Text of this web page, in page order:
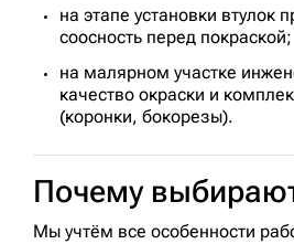
на этапе установки втулок
соосность перед покраской;
на малярном участке
качество окраски и
(коронки, бокорезы).
Почему
Мы учтём все особенности